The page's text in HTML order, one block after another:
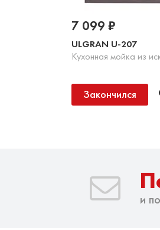
ULGRAN U-207
Кухонная мойка из
7 099 ₽
Закончился
и